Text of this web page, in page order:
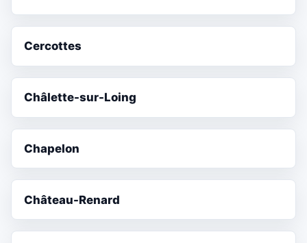
Cercottes
Châlette-sur-Loing
Chapelon
Château-Renard